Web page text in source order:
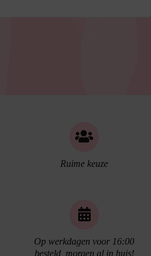
Ruime keuze
Op werkdagen voor 16:00
besteld, morgen al in huis!